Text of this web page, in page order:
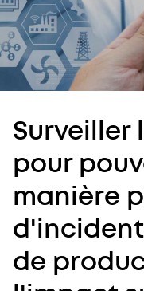
Surveiller
pour
manière
de